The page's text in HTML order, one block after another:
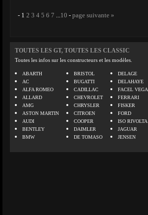
- 1 2 3 4 5 6 7 ...10 - page suivante »
TOUTES LES GT, TOUTES LES CLASSIC
Toutes les infos sur les constructeurs et les modèles.
ABARTH
AC
ALFA ROMEO
ALLARD
AMG
ASTON MARTIN
AUDI
BENTLEY
BMW
BRISTOL
BUGATTI
CADILLAC
CHEVROLET
CHRYSLER
CITROEN
COOPER
DAIMLER
DE TOMASO
DELAGE
DELAHAYE
FACEL VEGA
FERRARI
FISKER
FORD
ISO RIVOLTA
JAGUAR
JENSEN